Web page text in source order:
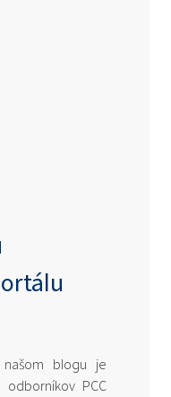
blogu je
odborníkov PCC